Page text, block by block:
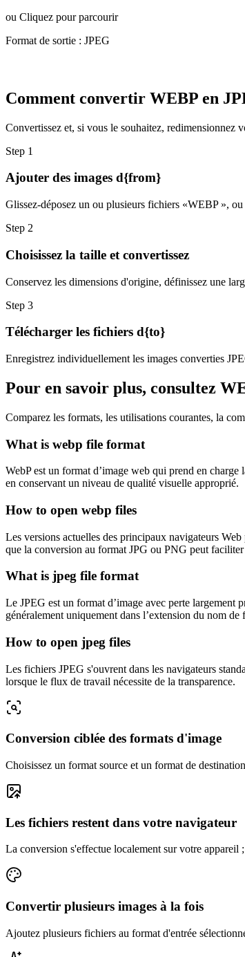
ou Cliquez pour parcourir
Format de sortie : JPEG
Comment convertir WEBP en
Convertissez et, si vous le souhaitez, redimensionnez
Step 1
Ajouter des images d{from}
Glissez-déposez un ou plusieurs fichiers «WEBP »,
Step 2
Choisissez la taille et convertissez
Conservez les dimensions d'origine, définissez une
Step 3
Télécharger les fichiers d{to}
Enregistrez individuellement les images converties
Pour en savoir plus, consultez
Comparez les formats, les utilisations courantes, la
What is webp file format
WebP est un format d’image web qui prend en
en conservant un niveau de qualité visuelle approprié.
How to open webp files
Les versions actuelles des principaux navigateurs
que la conversion au format JPG ou PNG peut
What is jpeg file format
Le JPEG est un format d’image avec perte largement
généralement uniquement dans l’extension du nom
How to open jpeg files
Les fichiers JPEG s'ouvrent dans les navigateurs
lorsque le flux de travail nécessite de la transparence.
Conversion ciblée des formats d'image
Choisissez un format source et un format de
Les fichiers restent dans votre navigateur
La conversion s'effectue localement sur votre appareil
Convertir plusieurs images à la fois
Ajoutez plusieurs fichiers au format d'entrée